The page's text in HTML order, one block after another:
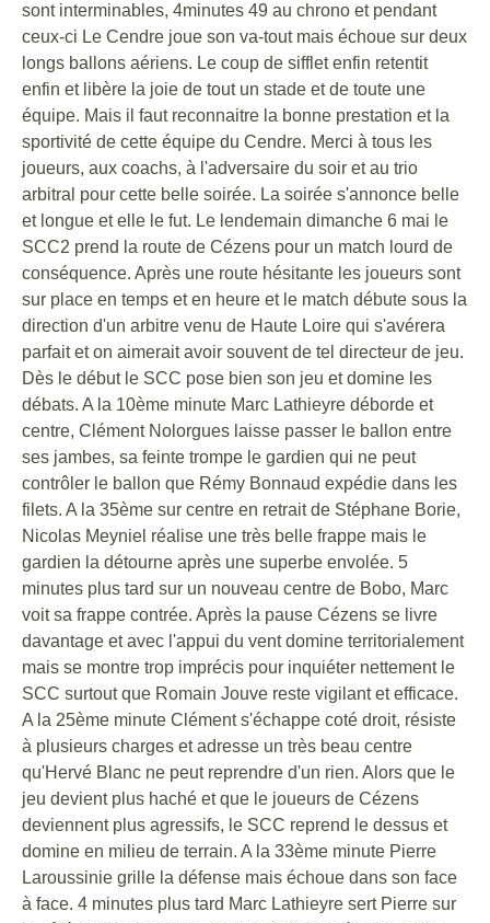
sont interminables, 4minutes 49 au chrono et pendant
ceux-ci Le Cendre joue son va-tout mais échoue sur deux
longs ballons aériens. Le coup de sifflet enfin retentit
enfin et libère la joie de tout un stade et de toute une
équipe. Mais il faut reconnaitre la bonne prestation et la
sportivité de cette équipe du Cendre. Merci à tous les
joueurs, aux coachs, à l'adversaire du soir et au trio
arbitral pour cette belle soirée. La soirée s'annonce belle
et longue et elle le fut. Le lendemain dimanche 6 mai le
SCC2 prend la route de Cézens pour un match lourd de
conséquence. Après une route hésitante les joueurs sont
sur place en temps et en heure et le match débute sous la
direction d'un arbitre venu de Haute Loire qui s'avérera
parfait et on aimerait avoir souvent de tel directeur de jeu.
Dès le début le SCC pose bien son jeu et domine les
débats. A la 10ème minute Marc Lathieyre déborde et
centre, Clément Nolorgues laisse passer le ballon entre
ses jambes, sa feinte trompe le gardien qui ne peut
contrôler le ballon que Rémy Bonnaud expédie dans les
filets. A la 35ème sur centre en retrait de Stéphane Borie,
Nicolas Meyniel réalise une très belle frappe mais le
gardien la détourne après une superbe envolée. 5
minutes plus tard sur un nouveau centre de Bobo, Marc
voit sa frappe contrée. Après la pause Cézens se livre
davantage et avec l'appui du vent domine territorialement
mais se montre trop imprécis pour inquiéter nettement le
SCC surtout que Romain Jouve reste vigilant et efficace.
A la 25ème minute Clément s'échappe coté droit, résiste
à plusieurs charges et adresse un très beau centre
qu'Hervé Blanc ne peut reprendre d'un rien. Alors que le
jeu devient plus haché et que le joueurs de Cézens
deviennent plus agressifs, le SCC reprend le dessus et
domine en milieu de terrain. A la 33ème minute Pierre
Laroussinie grille la défense mais échoue dans son face
à face. 4 minutes plus tard Marc Lathieyre sert Pierre sur